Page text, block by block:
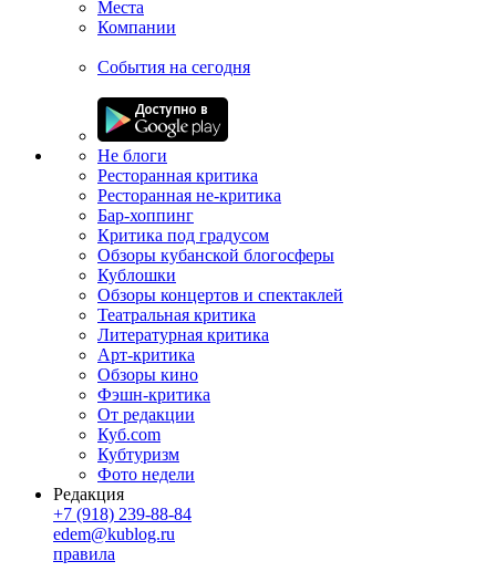
Места
Компании
События на сегодня
Не блоги
Ресторанная критика
Ресторанная не-критика
Бар-хоппинг
Критика под градусом
Обзоры кубанской блогосферы
Кублошки
Обзоры концертов и спектаклей
Театральная критика
Литературная критика
Арт-критика
Обзоры кино
Фэшн-критика
От редакции
Куб.com
Кубтуризм
Фото недели
Редакция
+7 (918) 239-88-84
edem@kublog.ru
правила